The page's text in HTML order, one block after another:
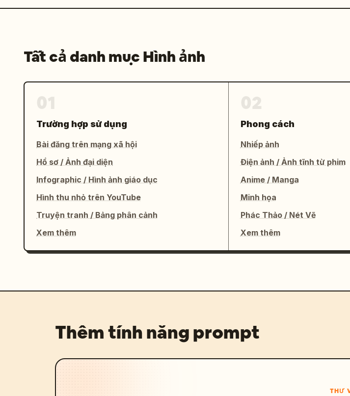
Tất cả danh mục Hình ảnh
Trường hợp sử dụng
Bài đăng trên mạng xã hội
Hồ sơ / Ảnh đại diện
Infographic / Hình ảnh giáo dục
Hình thu nhỏ trên YouTube
Truyện tranh / Bảng phân cảnh
Xem thêm
Phong cách
Nhiếp ảnh
Điện ảnh / Ảnh tĩnh từ phim
Anime / Manga
Minh họa
Phác Thảo / Nét Vẽ
Xem thêm
Thêm tính năng prompt
THƯ